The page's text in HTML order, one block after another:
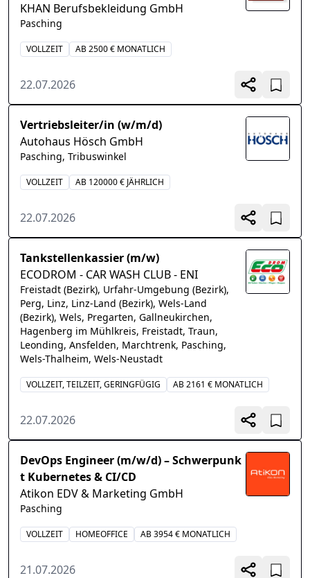
KHAN Berufsbekleidung GmbH
Pasching
VOLLZEIT AB 2500 € MONATLICH
22.07.2026
Vertriebsleiter/in (w/m/d)
Autohaus Hösch GmbH
Pasching, Tribuswinkel
VOLLZEIT AB 120000 € JÄHRLICH
22.07.2026
Tankstellenkassier (m/w)
ECODROM - CAR WASH CLUB - ENI
Freistadt (Bezirk), Urfahr-Umgebung (Bezirk),
Perg, Linz, Linz-Land (Bezirk), Wels-Land
(Bezirk), Wels, Pregarten, Gallneukirchen,
Hagenberg im Mühlkreis, Freistadt, Traun,
Leonding, Ansfelden, Marchtrenk, Pasching,
Wels-Thalheim, Wels-Neustadt
VOLLZEIT, TEILZEIT, GERINGFÜGIG AB 2161 € MONATLICH
22.07.2026
DevOps Engineer (m/w/d) – Schwerpunk
t Kubernetes & CI/CD
Atikon EDV & Marketing GmbH
Pasching
VOLLZEIT HOMEOFFICE AB 3954 € MONATLICH
21.07.2026